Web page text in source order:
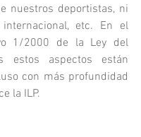
nuestros deportistas, ni
etc. En el
1/2000 de la Ley del
estos aspectos están
con más profundidad
la ILP.